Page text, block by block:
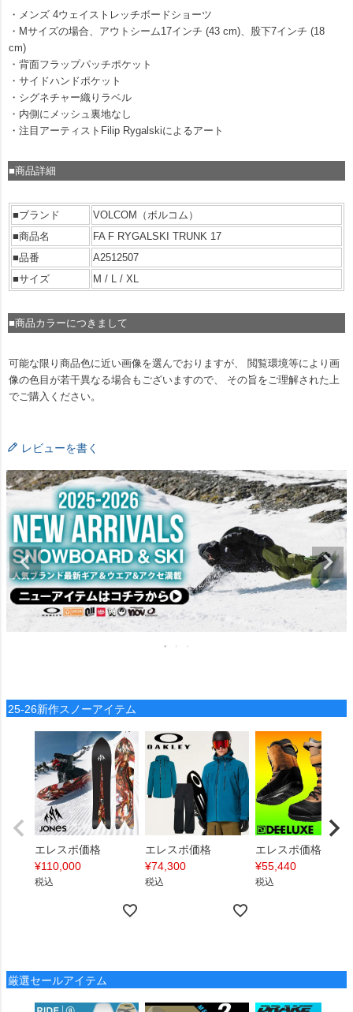
・メンズ 4ウェイストレッチボードショーツ
・Mサイズの場合、アウトシーム17インチ (43 cm)、股下7インチ (18
cm)
・背面フラップパッチポケット
・サイドハンドポケット
・シグネチャー織りラベル
・内側にメッシュ裏地なし
・注目アーティストFilip Rygalskiによるアート
■商品詳細
■ブランド
VOLCOM（ボルコム）
■商品名
FA F RYGALSKI TRUNK 17
■品番
A2512507
■サイズ
M / L / XL
■商品カラーにつきまして
可能な限り商品色に近い画像を選んでおりますが、 閲覧環境等により画
像の色目が若干異なる場合もございますので、 その旨をご理解された上
でご購入ください。
レビューを書く
25-26新作スノーアイテム
エレスポ価格
¥110,000
税込
エレスポ価格
¥74,300
税込
エレスポ価格
¥55,440
税込
厳選セールアイテム